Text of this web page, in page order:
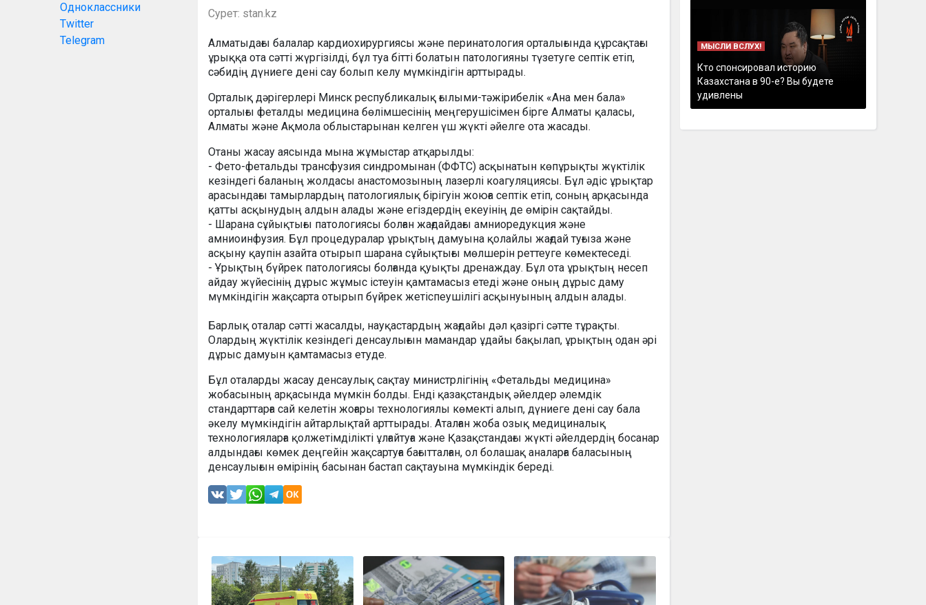
Одноклассники
Twitter
Telegram
Сурет: stan.kz
Алматыдағы балалар кардиохирургиясы және перинатология орталығында құрсақтағы
ұрыққа ота сәтті жүргізілді, бұл туа бітті болатын патологияны түзетуге септік етіп,
сәбидің дүниеге дені сау болып келу мүмкіндігін арттырады.
Орталық дәрігерлері Минск республикалық ғылыми-тәжірибелік «Ана мен бала»
орталығы феталды медицина бөлімшесінің меңгерушісімен бірге Алматы қаласы,
Алматы және Ақмола облыстарынан келген үш жүкті әйелге ота жасады.
Отаны жасау аясында мына жұмыстар атқарылды:
- Фето-фетальды трансфузия синдромынан (ФФТС) асқынатын көпұрықты жүктілік
кезіндегі баланың жолдасы анастомозының лазерлі коагуляциясы. Бұл әдіс ұрықтар
арасындағы тамырлардың патологиялық бірігуін жоюға септік етіп, соның арқасында
қатты асқынудың алдын алады және егіздердің екеуінің де өмірін сақтайды.
- Шарана сұйықтығы патологиясы болған жағдайдағы амниоредукция және
амниоинфузия. Бұл процедуралар ұрықтың дамуына қолайлы жағдай туғыза және
асқыну қаупін азайта отырып шарана сұйықтығы мөлшерін реттеуге көмектеседі.
- Ұрықтың бүйрек патологиясы болғанда қуықты дренаждау. Бұл ота ұрықтың несеп
айдау жүйесінің дұрыс жұмыс істеуін қамтамасыз етеді және оның дұрыс даму
мүмкіндігін жақсарта отырып бүйрек жетіспеушілігі асқынуының алдын алады.
Барлық оталар сәтті жасалды, науқастардың жағдайы дәл қазіргі сәтте тұрақты.
Олардың жүктілік кезіндегі денсаулығын мамандар ұдайы бақылап, ұрықтың одан әрі
дұрыс дамуын қамтамасыз етуде.
Бұл оталарды жасау денсаулық сақтау министрлігінің «Фетальды медицина»
жобасының арқасында мүмкін болды. Енді қазақстандық әйелдер әлемдік
стандарттарға сай келетін жоғары технологиялы көмекті алып, дүниеге дені сау бала
әкелу мүмкіндігін айтарлықтай арттырады. Аталған жоба озық медициналық
технологияларға қолжетімділікті ұлғайтуға және Қазақстандағы жүкті әйелдердің босанар
алдындағы көмек деңгейін жақсартуға бағытталған, ол болашақ аналарға баласының
денсаулығын өмірінің басынан бастап сақтауына мүмкіндік береді.
МЫСЛИ ВСЛУХ!
Кто спонсировал историю
Казахстана в 90-е? Вы будете
удивлены